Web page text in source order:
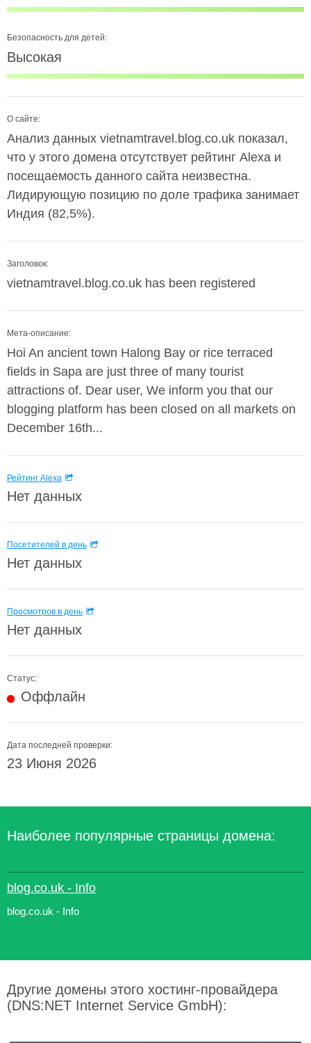
Безопасность для детей:
Высокая
О сайте:
Анализ данных vietnamtravel.blog.co.uk показал,
что у этого домена отсутствует рейтинг Alexa и
посещаемость данного сайта неизвестна.
Лидирующую позицию по доле трафика занимает
Индия (82,5%).
Заголовок:
vietnamtravel.blog.co.uk has been registered
Мета-описание:
Hoi An ancient town Halong Bay or rice terraced
fields in Sapa are just three of many tourist
attractions of. Dear user, We inform you that our
blogging platform has been closed on all markets on
December 16th...
Рейтинг Alexa
Нет данных
Посетителей в день
Нет данных
Просмотров в день
Нет данных
Статус:
Оффлайн
Дата последней проверки:
23 Июня 2026
Наиболее популярные страницы домена:
blog.co.uk - Info
blog.co.uk - Info
Другие домены этого хостинг-провайдера
(DNS:NET Internet Service GmbH):